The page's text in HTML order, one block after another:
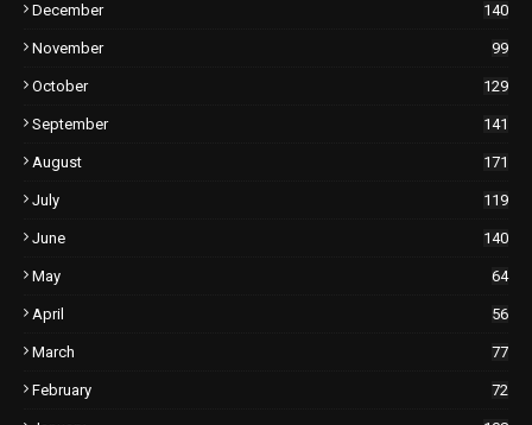
December 140
November 99
October 129
September 141
August 171
July 119
June 140
May 64
April 56
March 77
February 72